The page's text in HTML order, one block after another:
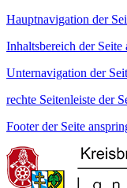
Hauptnavigation der
Inhaltsbereich der Seite
Unternavigation der
rechte Seitenleiste der
Footer der Seite